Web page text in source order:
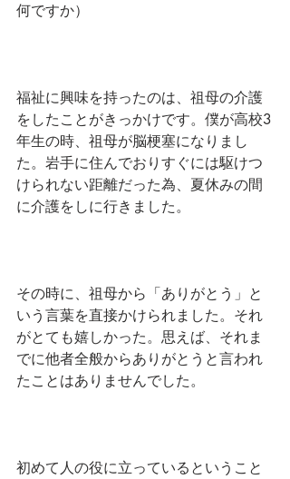
何ですか）
福祉に興味を持ったのは、祖母の介護
をしたことがきっかけです。僕が高校3
年生の時、祖母が脳梗塞になりまし
た。岩手に住んでおりすぐには駆けつ
けられない距離だった為、夏休みの間
に介護をしに行きました。
その時に、祖母から「ありがとう」と
いう言葉を直接かけられました。それ
がとても嬉しかった。思えば、それま
でに他者全般からありがとうと言われ
たことはありませんでした。
初めて人の役に立っているということ